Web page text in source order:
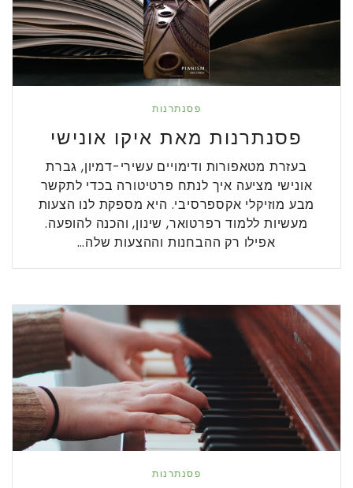
פסנתרנות
פסנתרנות מאת איקו אונישי
בעזרת מטאפורות ודימויים עשירי-דמיון, גברת
אונישי מציעה איך לנתח פרטיטורה בכדי לתקשר
מבע מוזיקלי אקספרסיבי. היא מספקת לנו הצעות
מעשיות ללמוד רפרטואר, שינון, והכנה להופעה.
אפילו רק ההבחנות וההצעות שלה…
פסנתרנות